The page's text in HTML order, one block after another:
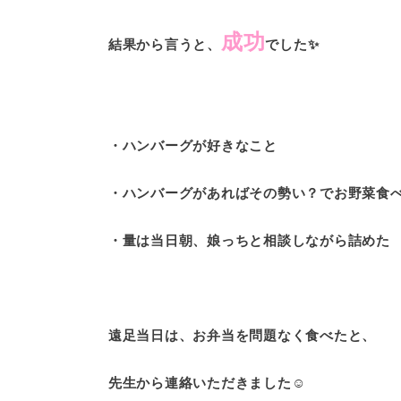
結果から言うと、 成功でした✨
・ハンバーグが好きなこと
・ハンバーグがあればその勢い？でお野菜食
・量は当日朝、娘っちと相談しながら詰めた
遠足当日は、お弁当を問題なく食べたと、
先生から連絡いただきました☺️